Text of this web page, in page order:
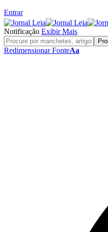
Entrar
Notificação Exibir Mais
Redimensionar FonteAa